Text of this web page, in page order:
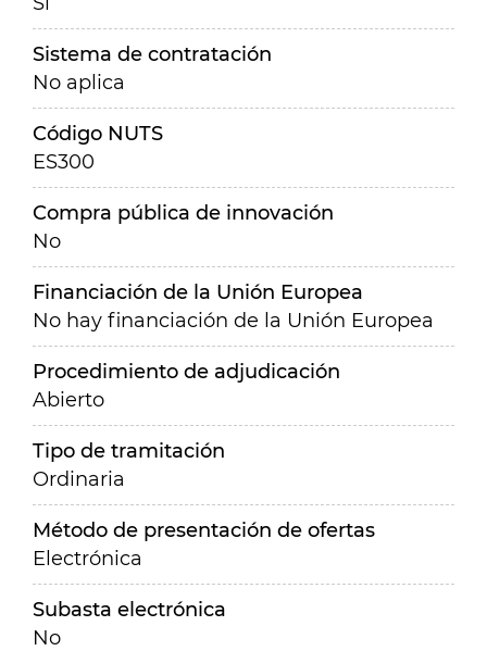
Sistema de contratación
No aplica
Código NUTS
ES300
Compra pública de innovación
No
Financiación de la Unión Europea
No hay financiación de la Unión Europea
Procedimiento de adjudicación
Abierto
Tipo de tramitación
Ordinaria
Método de presentación de ofertas
Electrónica
Subasta electrónica
No